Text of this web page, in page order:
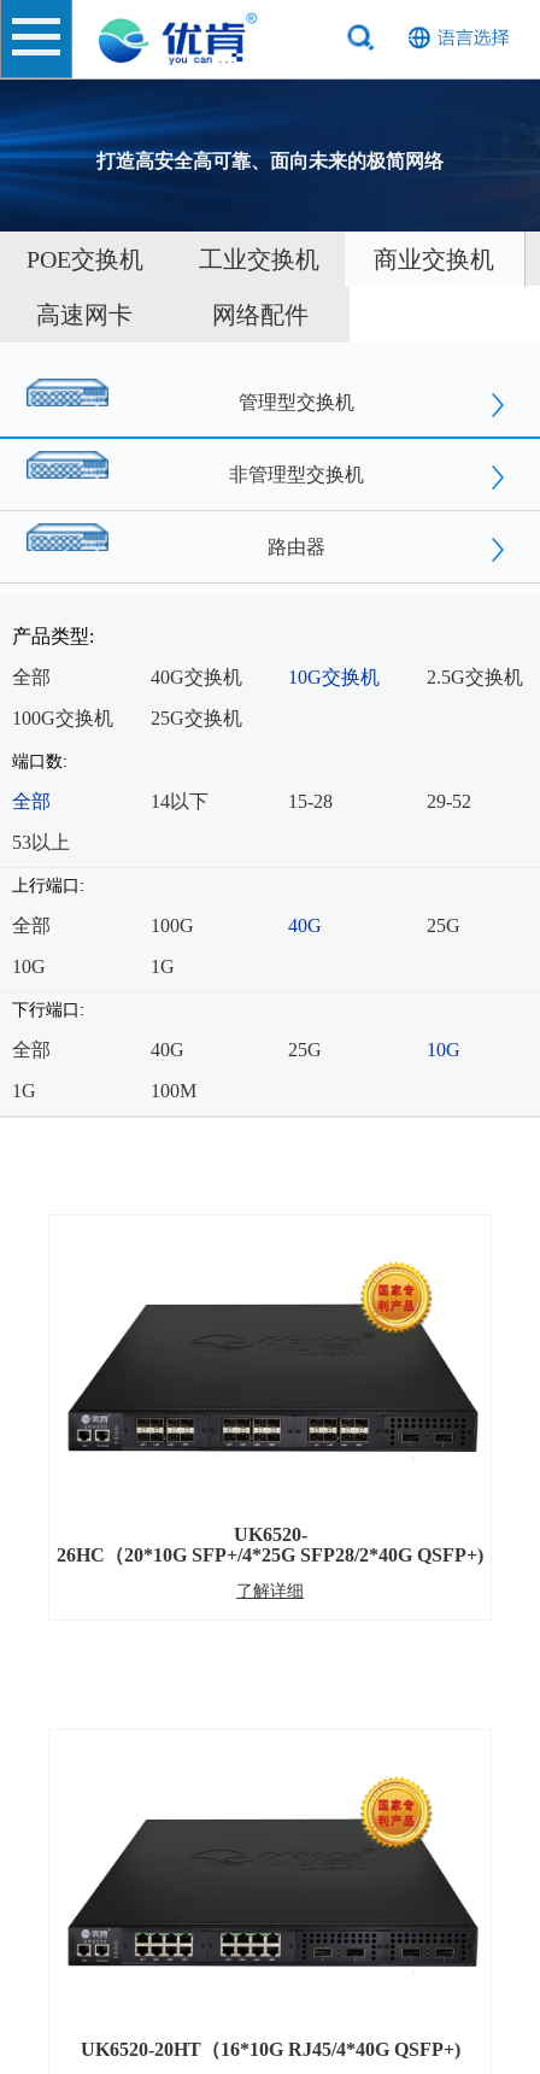
打造高安全高可靠、面向未来的极简网络
POE交换机 工业交换机 商业交换机
高速网卡 网络配件
管理型交换机
非管理型交换机
路由器
产品类型:
全部
40G交换机 10G交换机
2.5G交换机
100G交换机
25G交换机
端口数:
全部 14以下 15-28
29-52
53以上
上行端口:
全部 100G 40G
25G
10G
1G
下行端口:
全部 40G 25G
10G
1G
100M
UK6520-
26HC（20*10G SFP+/4*25G SFP28/2*40G QSFP+)
了解详细
UK6520-20HT（16*10G RJ45/4*40G QSFP+)